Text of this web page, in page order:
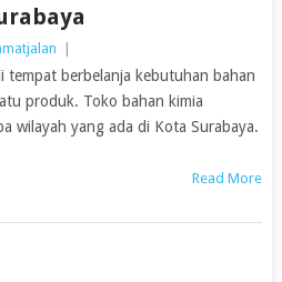
tempat berbelanja kebutuhan bahan
produk. Toko bahan kimia
wilayah yang ada di Kota Surabaya.
Read More